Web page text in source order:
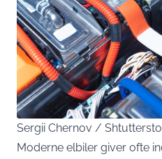
Sergii Chernov /
Moderne elbiler giver ofte